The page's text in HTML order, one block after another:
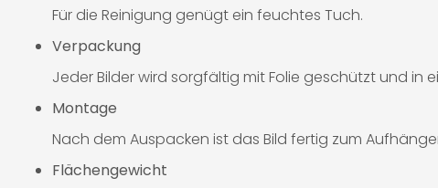
Für die Reinigung genügt ein feuchtes Tuch.
Verpackung
Jeder Bilder wird sorgfältig mit Folie geschützt und in
Montage
Nach dem Auspacken ist das Bild fertig zum
Flächengewicht